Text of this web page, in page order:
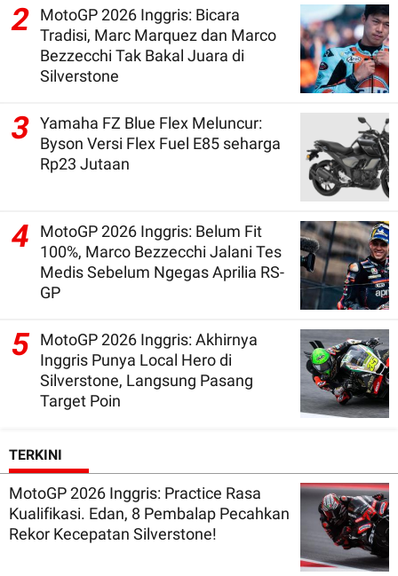
2
MotoGP 2026 Inggris: Bicara
Tradisi, Marc Marquez dan Marco
Bezzecchi Tak Bakal Juara di
Silverstone
3 Yamaha FZ Blue Flex Meluncur:
Byson Versi Flex Fuel E85 seharga
Rp23 Jutaan
4
MotoGP 2026 Inggris: Belum Fit
100%, Marco Bezzecchi Jalani Tes
Medis Sebelum Ngegas Aprilia RS-
GP
5 MotoGP 2026 Inggris: Akhirnya
Inggris Punya Local Hero di
Silverstone, Langsung Pasang
Target Poin
TERKINI
MotoGP 2026 Inggris: Practice Rasa
Kualifikasi. Edan, 8 Pembalap Pecahkan
Rekor Kecepatan Silverstone!